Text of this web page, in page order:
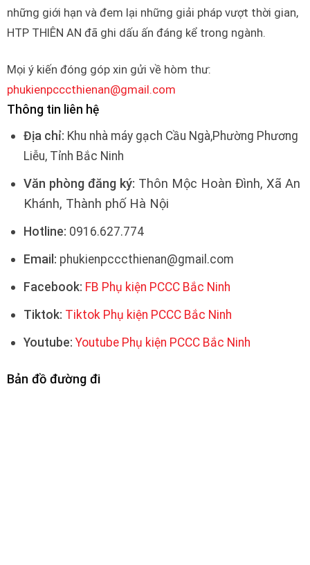
những giới hạn và đem lại những giải pháp vượt thời gian,
HTP THIÊN AN đã ghi dấu ấn đáng kể trong ngành.
Mọi ý kiến đóng góp xin gửi về hòm thư:
phukienpcccthienan@gmail.com
Thông tin liên hệ
Địa chỉ: Khu nhà máy gạch Cầu Ngà,Phường Phương
Liễu, Tỉnh Bắc Ninh
Văn phòng đăng ký: Thôn Mộc Hoàn Đình, Xã An
Khánh, Thành phố Hà Nội
Hotline: 0916.627.774
Email: phukienpcccthienan@gmail.com
Facebook: FB Phụ kiện PCCC Bắc Ninh
Tiktok: Tiktok Phụ kiện PCCC Bắc Ninh
Youtube: Youtube Phụ kiện PCCC Bắc Ninh
Bản đồ đường đi